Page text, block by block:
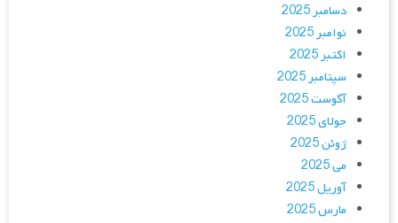
دسامبر 2025
نوامبر 2025
اکتبر 2025
سپتامبر 2025
آگوست 2025
جولای 2025
ژوئن 2025
می 2025
آوریل 2025
مارس 2025